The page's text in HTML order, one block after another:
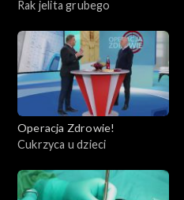
Rak jelita grubego
Operacja Zdrowie!
Cukrzyca u dzieci